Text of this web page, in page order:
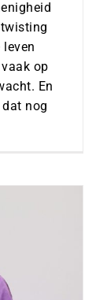
op
En
nog